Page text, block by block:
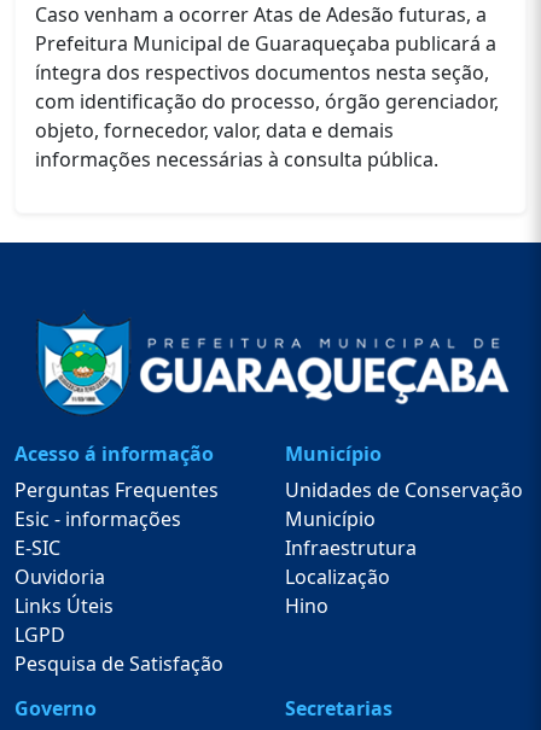
Caso venham a ocorrer Atas de Adesão futuras, a
Prefeitura Municipal de Guaraqueçaba publicará a
íntegra dos respectivos documentos nesta seção,
com identificação do processo, órgão gerenciador,
objeto, fornecedor, valor, data e demais
informações necessárias à consulta pública.
Acesso á informação
Perguntas Frequentes
Esic - informações
E-SIC
Ouvidoria
Links Úteis
LGPD
Pesquisa de Satisfação
Município
Unidades de Conservação
Município
Infraestrutura
Localização
Hino
Governo
Secretarias